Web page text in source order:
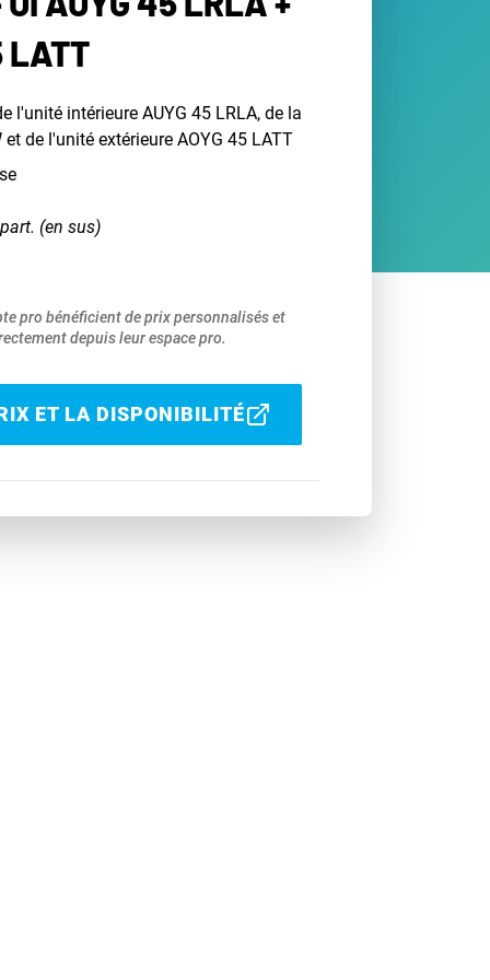
LATT
l'unité intérieure AUYG 45 LRLA, de la
et de l'unité extérieure AOYG 45 LATT
(en sus)
pro bénéficient de prix personnalisés et
depuis leur espace pro.
ET LA DISPONIBILITÉ